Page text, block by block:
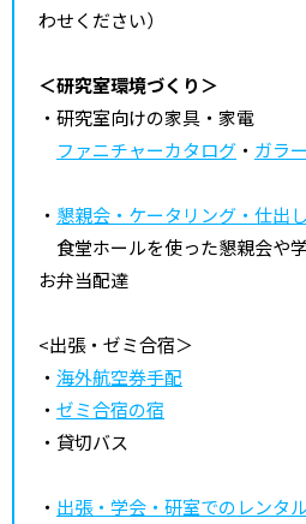
わせください）
＜研究室環境づくり＞
・研究室向けの家具・家電
ファニチャーカタログ ・ ガラ
・ 懇親会・ケータリング・仕出
食堂ホールを使った懇親会や
お弁当配達
<出張・ゼミ合宿＞
・ 海外航空券手配
・ ゼミ合宿の宿
・貸切バス
・ 出張・学会・研室でのレンタ